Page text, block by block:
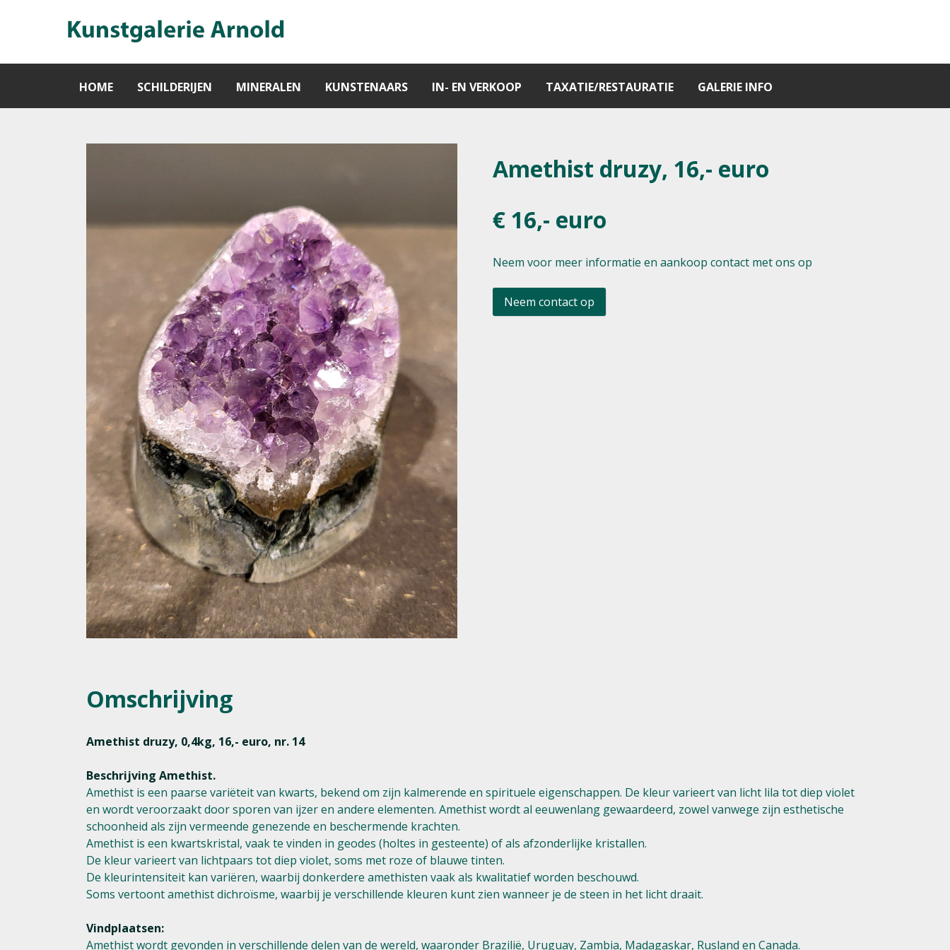
HOME SCHILDERIJEN MINERALEN KUNSTENAARS IN- EN VERKOOP TAXATIE/RESTAURATIE GALERIE INFO
Amethist druzy, 16,- euro
€ 16,- euro
Neem voor meer informatie en aankoop contact met ons op
Neem contact op
Omschrijving
Amethist druzy, 0,4kg, 16,- euro, nr. 14
Beschrijving Amethist.
Amethist is een paarse variëteit van kwarts, bekend om zijn kalmerende en spirituele eigenschappen. De kleur varieert van licht lila tot diep violet
en wordt veroorzaakt door sporen van ijzer en andere elementen. Amethist wordt al eeuwenlang gewaardeerd, zowel vanwege zijn esthetische
schoonheid als zijn vermeende genezende en beschermende krachten.
Amethist is een kwartskristal, vaak te vinden in geodes (holtes in gesteente) of als afzonderlijke kristallen.
De kleur varieert van lichtpaars tot diep violet, soms met roze of blauwe tinten.
De kleurintensiteit kan variëren, waarbij donkerdere amethisten vaak als kwalitatief worden beschouwd.
Soms vertoont amethist dichroïsme, waarbij je verschillende kleuren kunt zien wanneer je de steen in het licht draait.
Vindplaatsen:
Amethist wordt gevonden in verschillende delen van de wereld, waaronder Brazilië, Uruguay, Zambia, Madagaskar, Rusland en Canada.